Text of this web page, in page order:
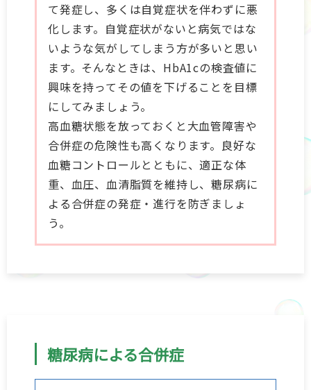
て発症し、多くは自覚症状を伴わずに悪
化します。自覚症状がないと病気ではな
いような気がしてしまう方が多いと思い
ます。そんなときは、HbA1cの検査値に
興味を持ってその値を下げることを目標
にしてみましょう。
高血糖状態を放っておくと大血管障害や
合併症の危険性も高くなります。良好な
血糖コントロールとともに、適正な体
重、血圧、血清脂質を維持し、糖尿病に
よる合併症の発症・進行を防ぎましょ
う。
糖尿病による合併症